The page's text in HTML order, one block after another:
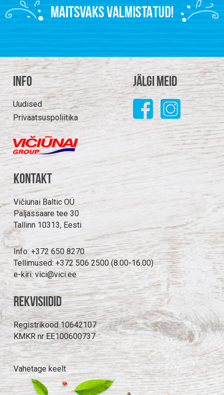
Info
Uudised
Privaatsuspoliitika
Jälgi meid
Kontakt
Vičiunai Baltic OÜ
Paljassaare tee 30
Tallinn 10313, Eesti
Info: +372 650 8270
Tellimused: +372 506 2500 (8.00-16.00)
e-kiri: vici@vici.ee
Rekvisiidid
Registrikood 10642107
KMKR nr EE100600737
Vahetage keelt